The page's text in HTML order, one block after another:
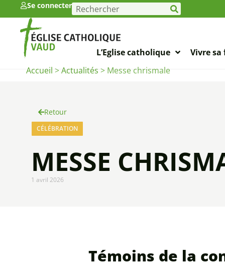
Se connecter
L’Eglise catholique
Vivre sa
Accueil >Actualités > Messe chrismale
Retour
CÉLÉBRATION
MESSE
1 avril 2026
Témoins de la